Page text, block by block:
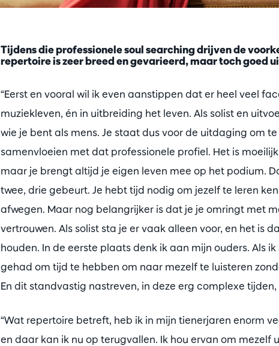
Tijdens die professionele soul searching drijven de
repertoire is zeer breed en gevarieerd, maar toch goed
“Eerst en vooral wil ik even aanstippen dat er heel veel
muziekleven, én in uitbreiding het leven. Als solist en
wie je bent als mens. Je staat dus voor de uitdaging om te
samenvloeien met dat professionele profiel. Het is
maar je brengt altijd je eigen leven mee op het podium.
twee, drie gebeurt. Je hebt tijd nodig om jezelf te leren
afwegen. Maar nog belangrijker is dat je je omringt met
vertrouwen. Als solist sta je er vaak alleen voor, en het is
houden. In de eerste plaats denk ik aan mijn ouders. Als
gehad om tijd te hebben om naar mezelf te luisteren
En dit standvastig nastreven, in deze erg complexe
“Wat repertoire betreft, heb ik in mijn tienerjaren enorm
en daar kan ik nu op terugvallen. Ik hou ervan om mezelf